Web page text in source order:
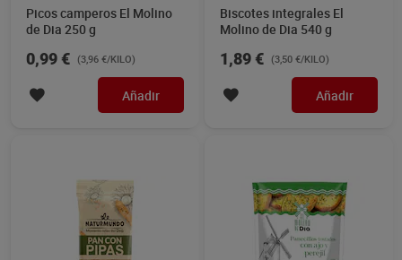
Picos camperos El Molino
de Dia 250 g
0,99 € (3,96 €/KILO)
Añadir
Biscotes integrales El
Molino de Dia 540 g
1,89 € (3,50 €/KILO)
Añadir